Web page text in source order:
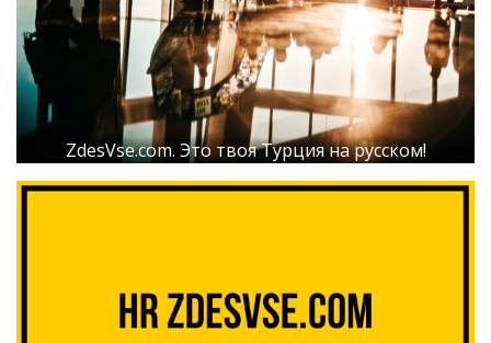
ZdesVse.com. Это твоя Турция на русском!